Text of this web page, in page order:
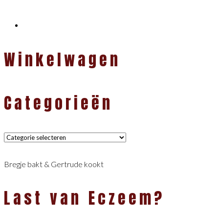
Winkelwagen
Categorieën
Categorieën
Bregje bakt & Gertrude kookt
Last van Eczeem?